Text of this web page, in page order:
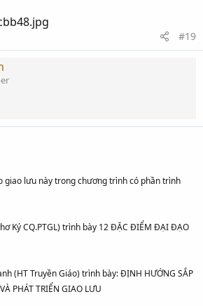
#19
giao lưu này trong chương trình có phần trình
Ký CQ.PTGL) trình bày 12 ĐẶC ĐIỂM ĐẠI ĐẠO
(HT Truyền Giáo) trình bày: ĐỊNH HƯỚNG SẮP
PHÁT TRIỂN GIAO LƯU